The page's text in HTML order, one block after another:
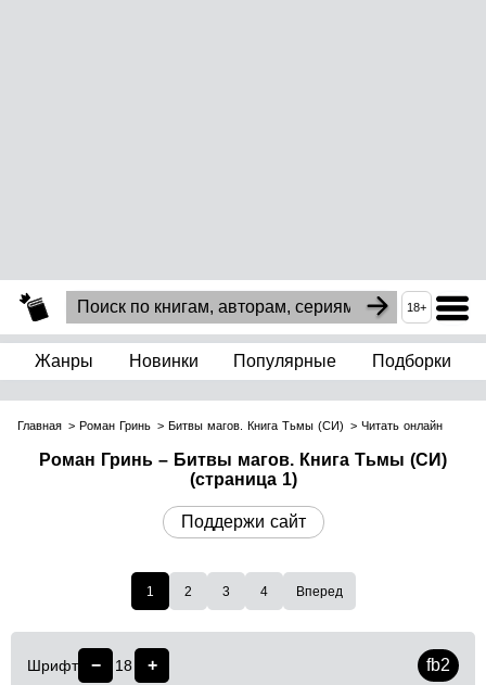
18+
Жанры Новинки Популярные Подборки
Главная Роман Гринь Битвы магов. Книга Тьмы (СИ) Читать онлайн
Роман Гринь – Битвы магов. Книга Тьмы (СИ)
(страница 1)
Поддержи сайт
1 2 3 4 Вперед
Шрифт − 18 + fb2